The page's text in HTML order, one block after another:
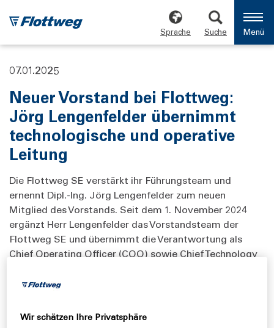
Sprache Suche Menü
07.01.2025
Neuer Vorstand bei Flottweg:
Jörg Lengenfelder übernimmt
technologische und operative
Leitung
Die Flottweg SE verstärkt ihr Führungsteam und
ernennt Dipl.-Ing. Jörg Lengenfelder zum neuen
Mitglied des Vorstands. Seit dem 1. November 2024
ergänzt Herr Lengenfelder das Vorstandsteam der
Flottweg SE und übernimmt die Verantwortung als
Chief Operating Officer (COO) sowie Chief Technology
mit Dr. Kersten Christoph Link als CEO und Klaus Huber
technologische sowie operative Ausrichtung
Wir schätzen Ihre Privatsphäre